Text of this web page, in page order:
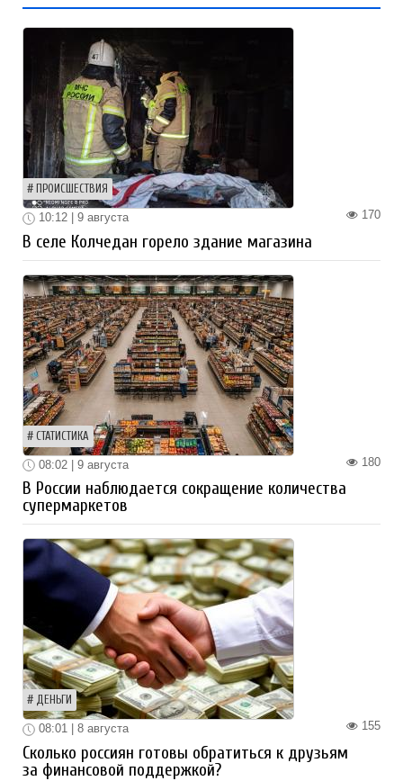
ПРОИСШЕСТВИЯ
170
10:12 | 9 августа
В селе Колчедан горело здание магазина
СТАТИСТИКА
180
08:02 | 9 августа
В России наблюдается сокращение количества
супермаркетов
ДЕНЬГИ
155
08:01 | 8 августа
Сколько россиян готовы обратиться к друзьям
за финансовой поддержкой?